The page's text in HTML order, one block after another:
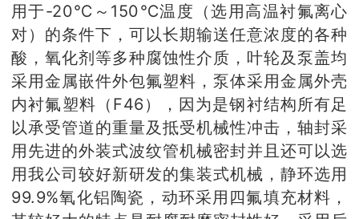
用于-20℃～150℃温度（选用高温衬氟离心
对）的条件下，可以长期输送任意浓度的各种
酸，氧化剂等多种腐蚀性介质，叶轮及泵盖均
采用金属嵌件外包氟塑料，泵体采用金属外壳
内衬氟塑料（F46），因为是钢衬结构所有足
以承受管道的重量及抵受机械性冲击，轴封采
用先进的外装式波纹管机械密封并且还可以选
用我公司较好新研发的集装式机械，静环选用
99.9%氧化铝陶瓷，动环采用四氟填充材料，